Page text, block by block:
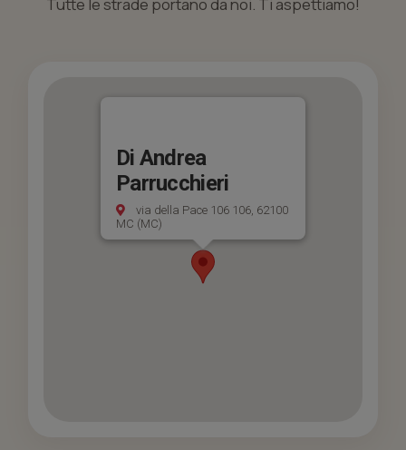
Di Andrea
Parrucchieri
via della Pace 106 106, 62100
MC (MC)